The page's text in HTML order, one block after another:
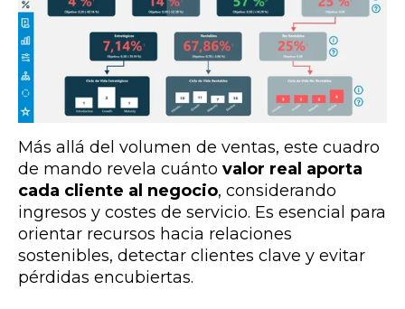
Más allá del volumen de ventas, este cuadro
de mando revela cuánto valor real aporta
cada cliente al negocio, considerando
ingresos y costes de servicio. Es esencial para
orientar recursos hacia relaciones
sostenibles, detectar clientes clave y evitar
pérdidas encubiertas.